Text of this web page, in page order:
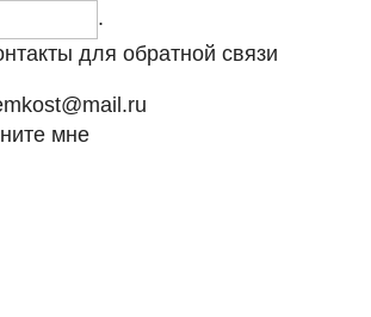
.
для обратной связи
мне